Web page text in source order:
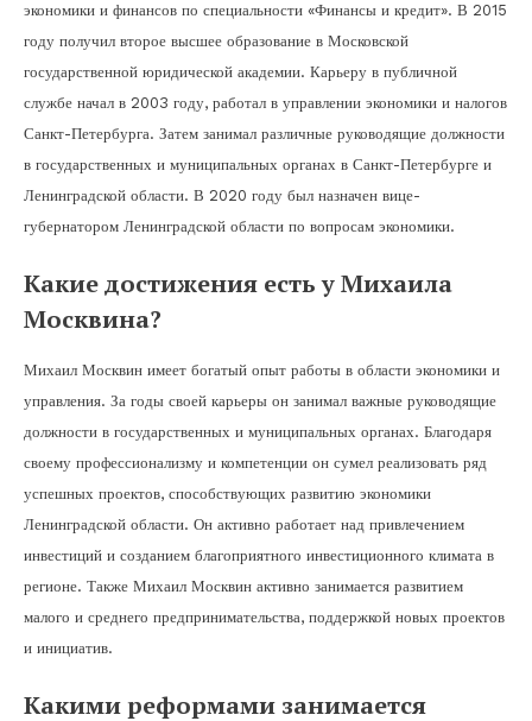
экономики и финансов по специальности «Финансы и кредит». В 2015
году получил второе высшее образование в Московской
государственной юридической академии. Карьеру в публичной
службе начал в 2003 году, работал в управлении экономики и налогов
Санкт-Петербурга. Затем занимал различные руководящие должности
в государственных и муниципальных органах в Санкт-Петербурге и
Ленинградской области. В 2020 году был назначен вице-
губернатором Ленинградской области по вопросам экономики.
Какие достижения есть у Михаила
Москвина?
Михаил Москвин имеет богатый опыт работы в области экономики и
управления. За годы своей карьеры он занимал важные руководящие
должности в государственных и муниципальных органах. Благодаря
своему профессионализму и компетенции он сумел реализовать ряд
успешных проектов, способствующих развитию экономики
Ленинградской области. Он активно работает над привлечением
инвестиций и созданием благоприятного инвестиционного климата в
регионе. Также Михаил Москвин активно занимается развитием
малого и среднего предпринимательства, поддержкой новых проектов
и инициатив.
Какими реформами занимается